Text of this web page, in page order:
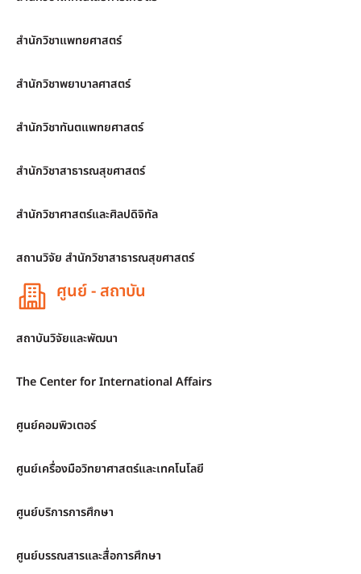
สำนักวิชาแพทยศาสตร์
สำนักวิชาพยาบาลศาสตร์
สำนักวิชาทันตแพทยศาสตร์
สำนักวิชาสาธารณสุขศาสตร์
สำนักวิชาศาสตร์และศิลปดิจิทัล
สถานวิจัย สำนักวิชาสาธารณสุขศาสตร์
ศูนย์ - สถาบัน
สถาบันวิจัยและพัฒนา
The Center for International Affairs
ศูนย์คอมพิวเตอร์
ศูนย์เครื่องมือวิทยาศาสตร์และเทคโนโลยี
ศูนย์บริการการศึกษา
ศูนย์บรรณสารและสื่อการศึกษา